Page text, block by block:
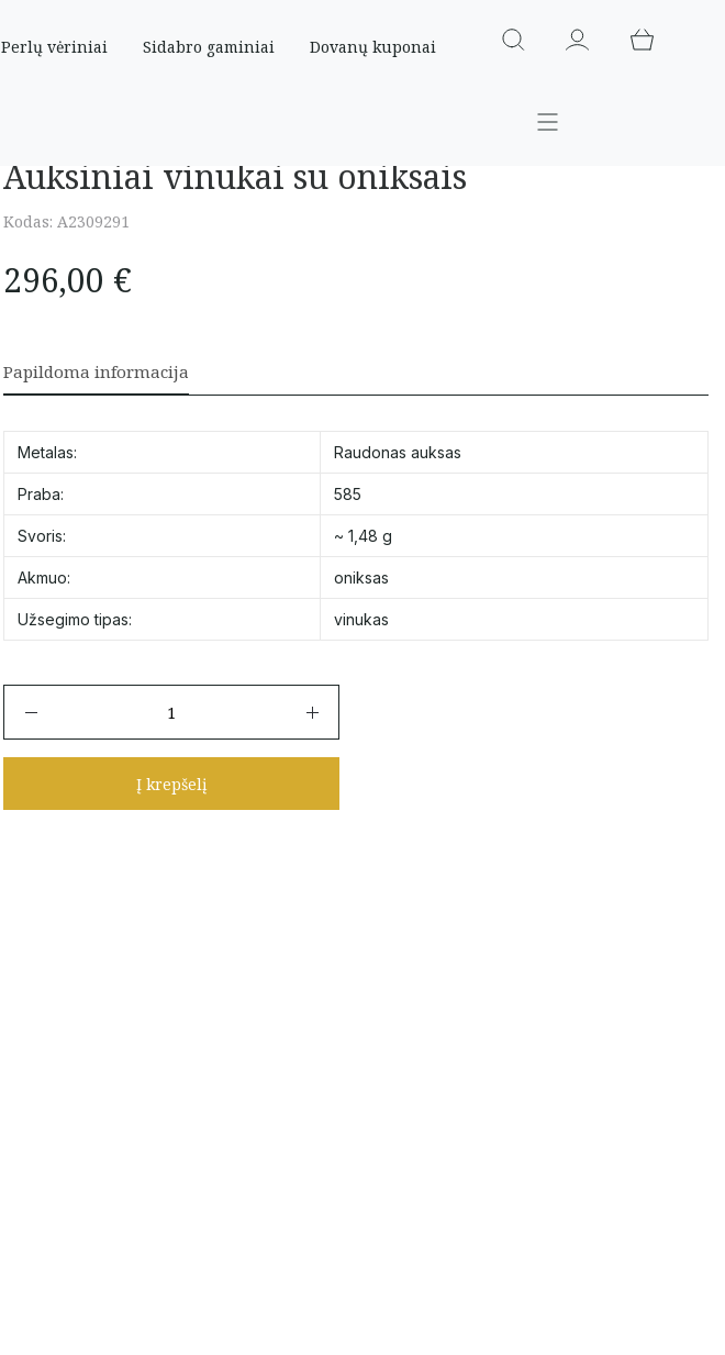
Perlų vėriniai Sidabro gaminiai Dovanų kuponai
Auksiniai vinukai su oniksais
Kodas: A2309291
296,00 €
Papildoma informacija
Metalas: Raudonas auksas
Praba: 585
Svoris: ~ 1,48 g
Akmuo: oniksas
Užsegimo tipas: vinukas
Auksiniai
oniksais
Į krepšelį